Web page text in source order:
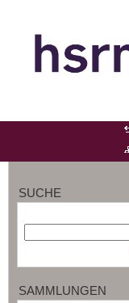
SUCHE
SAMMLUNGEN